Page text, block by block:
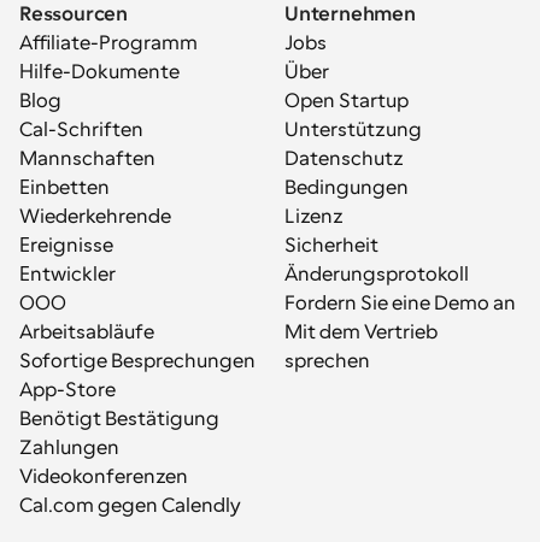
Ressourcen
Affiliate-Programm
Hilfe-Dokumente
Blog
Cal-Schriften
Mannschaften
Einbetten
Wiederkehrende
Ereignisse
Entwickler
OOO
Arbeitsabläufe
Sofortige Besprechungen
App-Store
Benötigt Bestätigung
Zahlungen
Videokonferenzen
Cal.com gegen Calendly
Unternehmen
Jobs
Über
Open Startup
Unterstützung
Datenschutz
Bedingungen
Lizenz
Sicherheit
Änderungsprotokoll
Fordern Sie eine Demo an
Mit dem Vertrieb
sprechen